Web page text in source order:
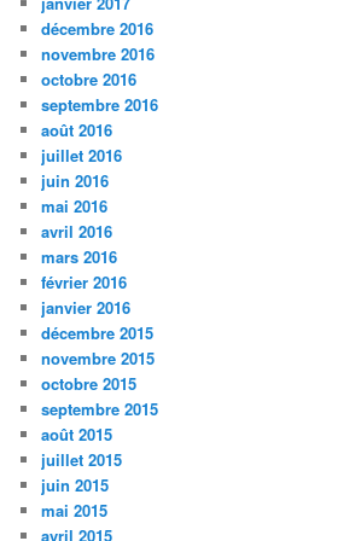
décembre 2016
novembre 2016
octobre 2016
septembre 2016
août 2016
juillet 2016
juin 2016
mai 2016
avril 2016
mars 2016
février 2016
janvier 2016
décembre 2015
novembre 2015
octobre 2015
septembre 2015
août 2015
juillet 2015
juin 2015
mai 2015
avril 2015